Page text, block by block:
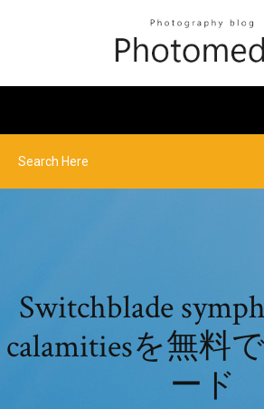
Switchblade
calamitiesを無料
ード